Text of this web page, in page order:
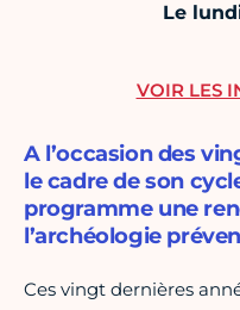
Le
A l’occasion des
le cadre de son
programme une
l’archéologie
Ces vingt dernières
VOIR LES